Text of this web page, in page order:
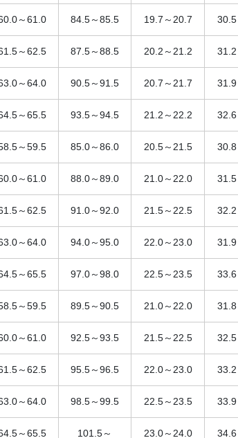
～61.0 84.5～85.5 19.7～20.7
～62.5 87.5～88.5 20.2～21.2
～64.0 90.5～91.5 20.7～21.7
～65.5 93.5～94.5 21.2～22.2
～59.5 85.0～86.0 20.5～21.5
～61.0 88.0～89.0 21.0～22.0
～62.5 91.0～92.0 21.5～22.5
～64.0 94.0～95.0 22.0～23.0
～65.5 97.0～98.0 22.5～23.5
～59.5 89.5～90.5 21.0～22.0
～61.0 92.5～93.5 21.5～22.5
～62.5 95.5～96.5 22.0～23.0
～64.0 98.5～99.5 22.5～23.5
～65.5 101.5～ 23.0～24.0